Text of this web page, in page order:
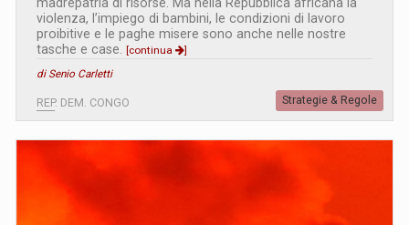
violenza, l’impiego di bambini, le condizioni di lavoro
proibitive e le paghe misere sono anche nelle nostre
tasche e case.
[continua
]
di Senio Carletti
REP. DEM. CONGO Strategie & Regole